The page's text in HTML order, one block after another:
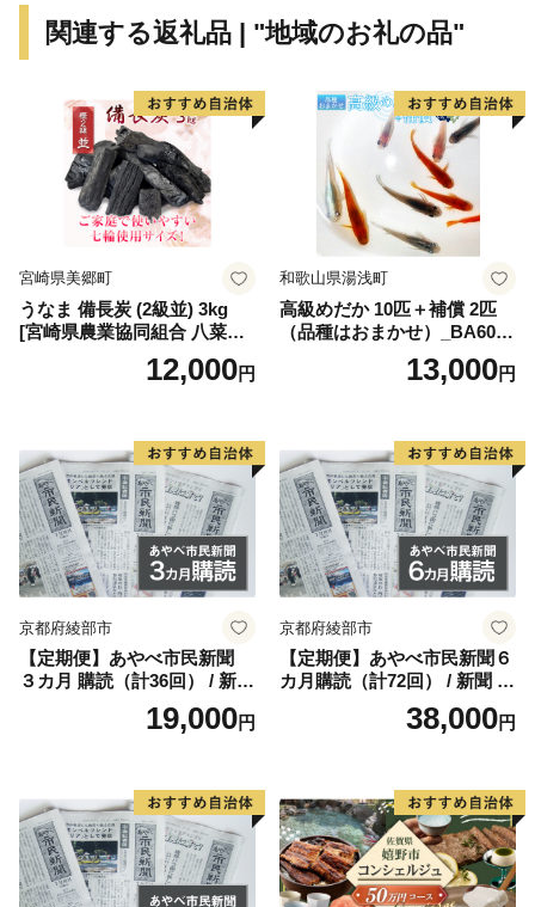
関連する返礼品 | "地域のお礼の品"
宮崎県美郷町
うなま 備長炭 (2級並) 3kg
[宮崎県農業協同組合 八菜館
ひゅうが店 宮崎県 美郷町 31
ap0012] BBQ 七輪 焼肉 高火
ュー 宮崎県 産 送料無料
12,000円
和歌山県湯浅町
高級めだか 10匹＋補償 2匹
（品種はおまかせ）_BA6001
13,000円
京都府綾部市
【定期便】あやべ市民新聞
３カ月 購読（計36回） / 新聞
情報誌 定期購読 綾部市 / 株
式会社あやべ市民新聞社［B
19,000円
京都府綾部市
【定期便】あやべ市民新聞６
カ月購読（計72回） / 新聞 情
報誌 定期購読 綾部市 / 株式
会社あやべ市民新聞社［BSC
38,000円